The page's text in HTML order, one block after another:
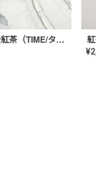
オリジナル高級紅茶（TIME/タイム）【ギフト/プチギフト/プレゼント/内祝い/結婚式/オリジナル配合/高品質/ハーブティー/茶葉/記念日/お返し/手土産/美容/おしゃれ】
¥